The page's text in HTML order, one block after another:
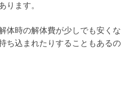
ます。
体時の解体費が少しでも安くな
ち込まれたりすることもあるの